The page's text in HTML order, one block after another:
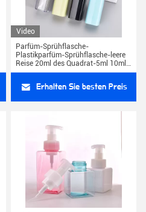
Video
Parfüm-Sprühflasche-
Plastikparfüm-Sprühflasche-leere
Reise 20ml des Quadrat-5ml 10ml
tragbar
Erhalten Sie besten Preis